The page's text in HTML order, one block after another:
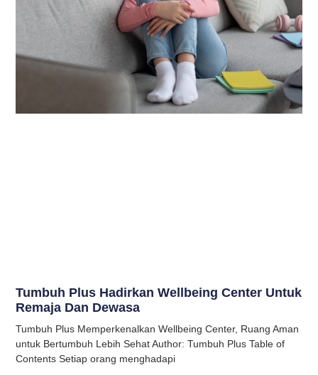
Tumbuh Plus Hadirkan Wellbeing Center Untuk
Remaja Dan Dewasa
Tumbuh Plus Memperkenalkan Wellbeing Center, Ruang Aman
untuk Bertumbuh Lebih Sehat Author: Tumbuh Plus Table of
Contents Setiap orang menghadapi